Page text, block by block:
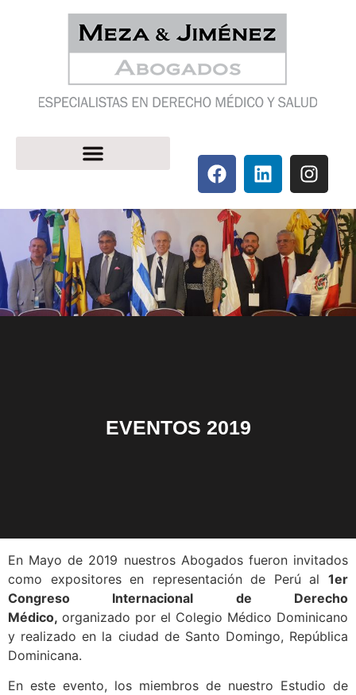
EVENTOS 2019
En Mayo de 2019 nuestros Abogados fueron invitados
como expositores en representación de Perú al 1er
Congreso Internacional de Derecho
Médico, organizado por el Colegio Médico Dominicano
y realizado en la ciudad de Santo Domingo, República
Dominicana.
En este evento, los miembros de nuestro Estudio de